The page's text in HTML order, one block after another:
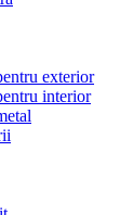
exterior
interior